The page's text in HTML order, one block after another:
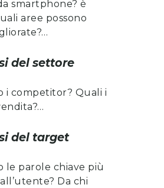
smartphone? è
aree possono
del settore
i competitor? Quali i
del target
le parole chiave più
Da chi